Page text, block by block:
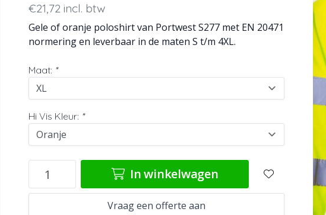
€21,72 incl. btw
Gele of oranje poloshirt van Portwest S277 met EN 20471
normering en leverbaar in de maten S t/m 4XL.
Maat: *
Hi Vis Kleur: *
In winkelwagen
Vraag een offerte aan